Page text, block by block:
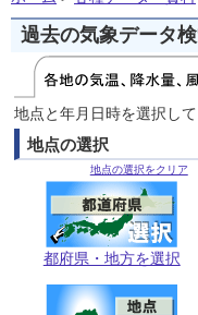
過去の気象データ
地点と年月日時を選択し
地点の選択
地点の選択をクリア
都府県・地方を選択